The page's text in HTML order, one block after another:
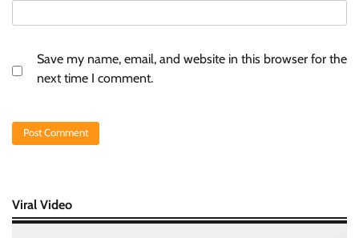
Save my name, email, and website in this browser for the
next time I comment.
Viral Video